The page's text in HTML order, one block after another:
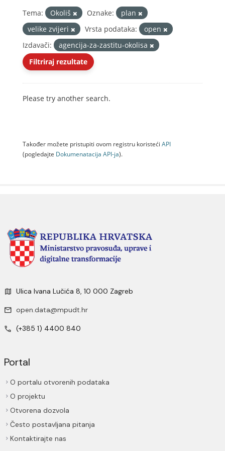
Tema: Okoliš Oznake:
plan
velike zvijeri
Vrsta podataka:
open
Izdavači:
agencija-za-zastitu-okolisa
Filtriraj rezultate
Please try another search.
Također možete pristupiti ovom registru koristeći API
(pogledajte Dokumenаtаcijа API-jа).